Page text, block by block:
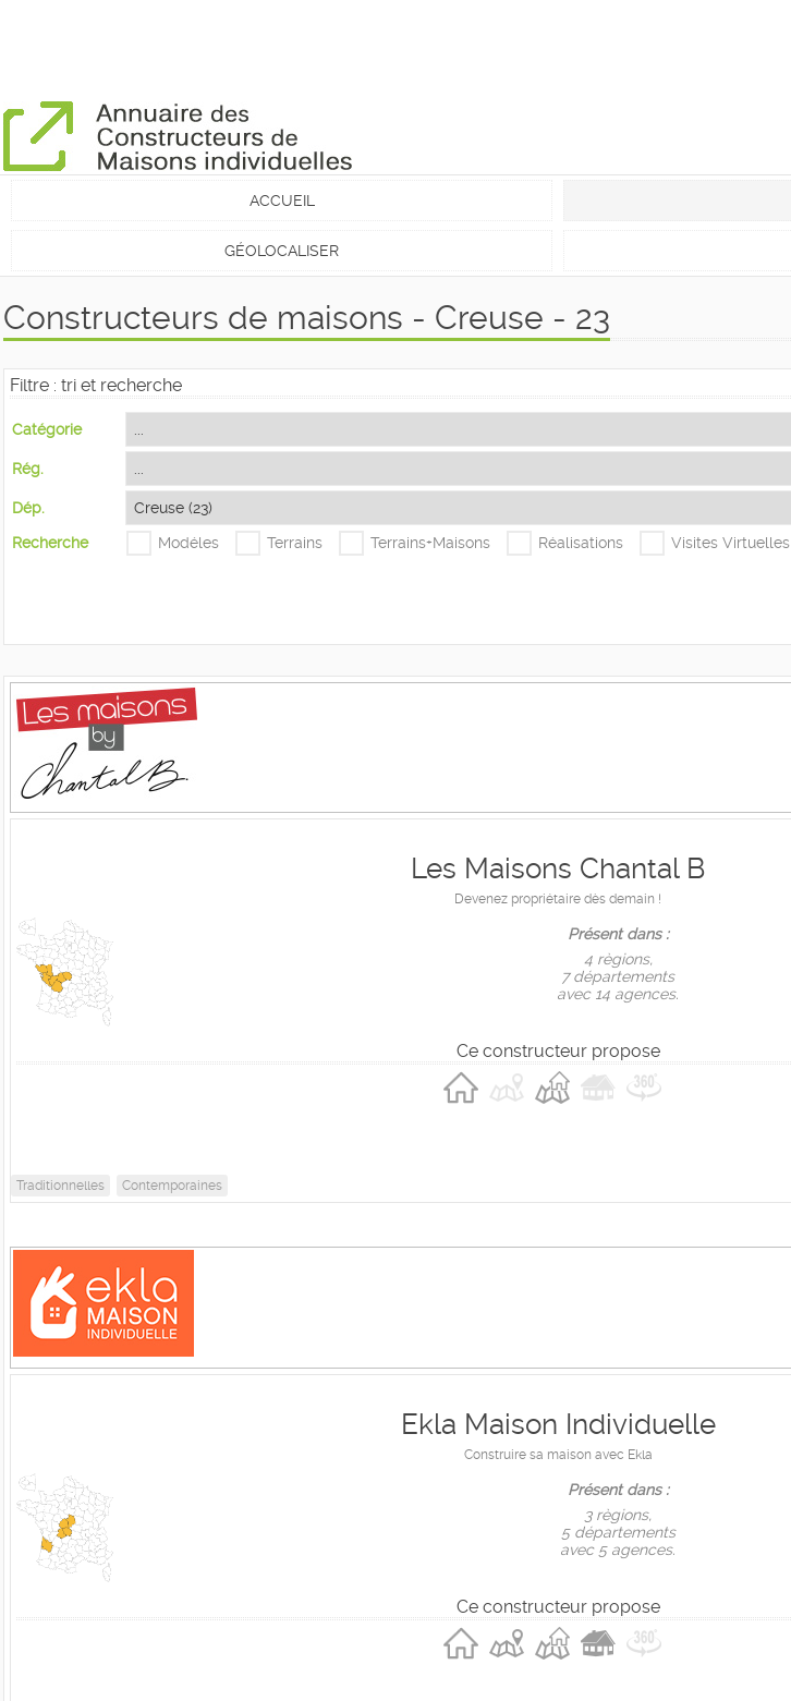
ACCUEIL
GÉOLOCALISER
Constructeurs de maisons - Creuse - 23
Filtre : tri et recherche
Catégorie
Rég.
Dép.
Recherche
Modéles Terrains Terrains+Maisons Réalisations Visites Virtuelles
Les Maisons Chantal B
Devenez propriétaire dès demain !
Présent dans :
4 règions,
7 départements
avec 14 agences.
Ce constructeur propose
Traditionnelles Contemporaines
Ekla Maison Individuelle
Construire sa maison avec Ekla
Présent dans :
3 règions,
5 départements
avec 5 agences.
Ce constructeur propose